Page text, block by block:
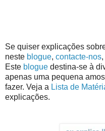
Se quiser explicações
neste blogue, contacte-nos
Este blogue destina-se à
apenas uma pequena
fazer. Veja a Lista de
explicações.